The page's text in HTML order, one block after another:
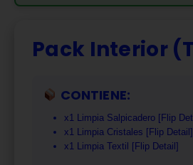
Pack Interior
CONTIENE:
x1 Limpia Salpicadero [Flip
x1 Limpia Cristales [Flip Detail]
x1 Limpia Textil [Flip Detail]